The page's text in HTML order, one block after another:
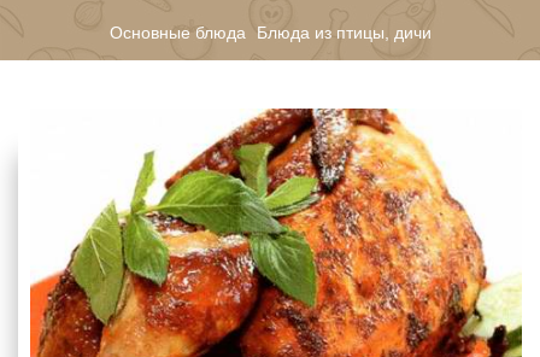
Основные блюда/ Блюда из птицы, дичи